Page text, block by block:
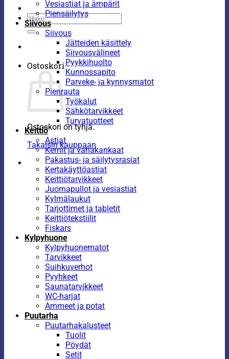
Etsi:
Ostoskori
Ostoskori on tyhjä.
Takaisin kauppaan
Vesiastiat ja ämpärit
Piensäilytys
Siivous
Siivous
Jätteiden käsittely
Siivousvälineet
Pyykkihuolto
Kunnossapito
Parveke- ja kynnysmatot
Pienrauta
Työkalut
Sähkötarvikkeet
Turvatuotteet
Keittiö
Astiat
Kernit ja vahakankaat
Pakastus- ja säilytysrasiat
Kertakäyttöastiat
Keittiötarvikkeet
Juomapullot ja vesiastiat
Kylmälaukut
Tarjottimet ja tabletit
Keittiötekstiilit
Fiskars
Kylpyhuone
Kylpyhuonematot
Tarvikkeet
Suihkuverhot
Pyyhkeet
Saunatarvikkeet
WC-harjat
Ammeet ja potat
Puutarha
Puutarhakalusteet
Tuolit
Pöydät
Setit